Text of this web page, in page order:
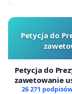
Petycja do
Petycja do
zawetowanie
26 271